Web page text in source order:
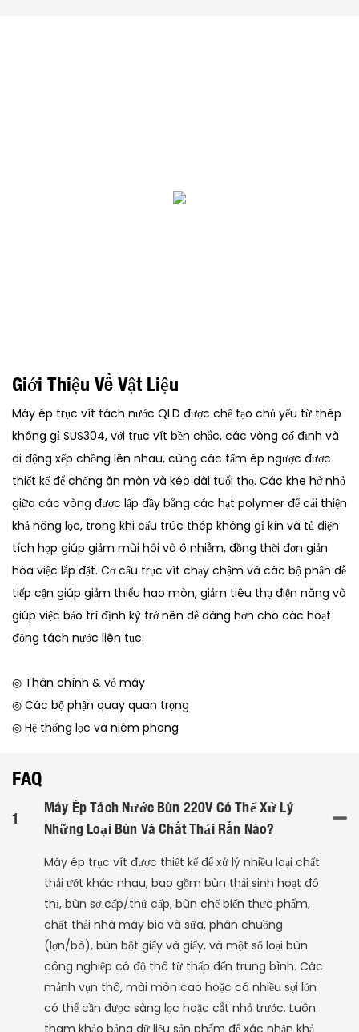
Giới Thiệu Về Vật Liệu
Máy ép trục vít tách nước QLD được chế tạo chủ yếu từ thép
không gỉ SUS304, với trục vít bền chắc, các vòng cố định và
di động xếp chồng lên nhau, cùng các tấm ép ngược được
thiết kế để chống ăn mòn và kéo dài tuổi thọ. Các khe hở nhỏ
giữa các vòng được lấp đầy bằng các hạt polymer để cải thiện
khả năng lọc, trong khi cấu trúc thép không gỉ kín và tủ điện
tích hợp giúp giảm mùi hôi và ô nhiễm, đồng thời đơn giản
hóa việc lắp đặt. Cơ cấu trục vít chạy chậm và các bộ phận dễ
tiếp cận giúp giảm thiểu hao mòn, giảm tiêu thụ điện năng và
giúp việc bảo trì định kỳ trở nên dễ dàng hơn cho các hoạt
động tách nước liên tục.
◎ Thân chính & vỏ máy
◎ Các bộ phận quay quan trọng
◎ Hệ thống lọc và niêm phong
FAQ
1
Máy Ép Tách Nước Bùn 220V Có Thể Xử Lý
Những Loại Bùn Và Chất Thải Rắn Nào?
Máy ép trục vít được thiết kế để xử lý nhiều loại chất
thải ướt khác nhau, bao gồm bùn thải sinh hoạt đô
thị, bùn sơ cấp/thứ cấp, bùn chế biến thực phẩm,
chất thải nhà máy bia và sữa, phân chuồng
(lợn/bò), bùn bột giấy và giấy, và một số loại bùn
công nghiệp có độ thô từ thấp đến trung bình. Các
mảnh vụn thô, mài mòn cao hoặc có nhiều sợi lớn
có thể cần được sàng lọc hoặc cắt nhỏ trước. Luôn